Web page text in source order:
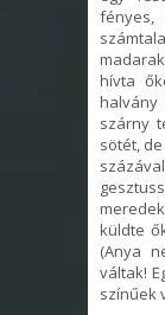
hívta
szárny
sötét,
küldte
(Anya
váltak!
színűek